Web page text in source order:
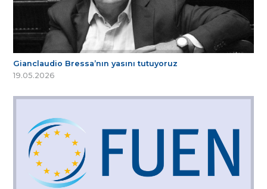
Gianclaudio Bressa’nın yasını tutuyoruz
19.05.2026